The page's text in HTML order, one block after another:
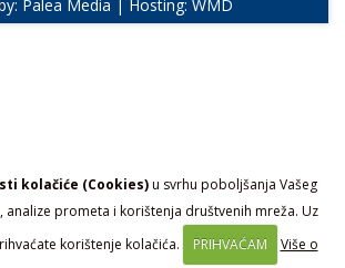
kolačiće (Cookies)u svrhu poboljšanja Vašeg
analize prometa i korištenja društvenih mreža. Uz
korištenje kolačića.
PRIHVAĆAM Više o
Palea Media | Hosting: WMD